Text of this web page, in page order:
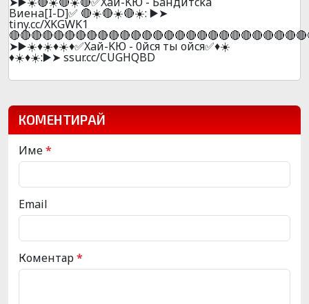
Bиeнa[I-D]✅ 🔴☀️🔴☀️🔴☀️: ▶️➤
tiny.cc/XKGWK1
➤▶️☀️♦️☀️♦️☀️♦️✅Xaй-KЮ - 0йcя ты oйcя✅♦️☀️
♦️☀️♦️☀️:▶️➤ ssur.cc/CUGHQBD
КОМЕНТИРАЙ
Име*
Email
Коментар*